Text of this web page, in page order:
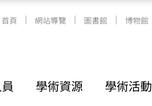
首頁 | 網站導覽 | 圖書館 | 博物館
學術資源 學術活動